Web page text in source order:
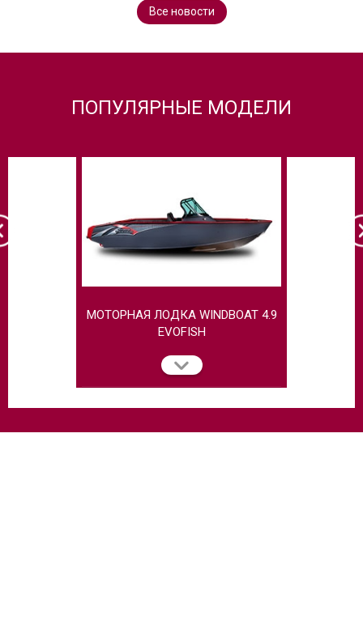
Все новости
ПОПУЛЯРНЫЕ МОДЕЛИ
МОТОРНАЯ ЛОДКА WINDBOAT 4.9
EVOFISH